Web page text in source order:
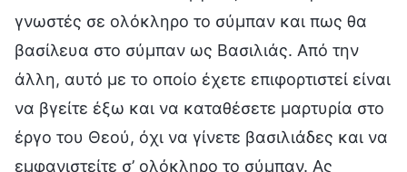
γνωστές σε ολόκληρο το σύμπαν και πως θα
βασίλευα στο σύμπαν ως Βασιλιάς. Από την
άλλη, αυτό με το οποίο έχετε επιφορτιστεί είναι
να βγείτε έξω και να καταθέσετε μαρτυρία στο
έργο του Θεού, όχι να γίνετε βασιλιάδες και να
εμφανιστείτε σ’ ολόκληρο το σύμπαν. Ας